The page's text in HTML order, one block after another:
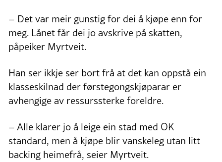
– Det var meir gunstig for dei å kjøpe enn for
meg. Lånet får dei jo avskrive på skatten,
påpeiker Myrtveit.
Han ser ikkje ser bort frå at det kan oppstå ein
klasseskilnad der førstegongskjøparar er
avhengige av ressurssterke foreldre.
– Alle klarer jo å leige ein stad med OK
standard, men å kjøpe blir vanskeleg utan litt
backing heimefrå, seier Myrtveit.